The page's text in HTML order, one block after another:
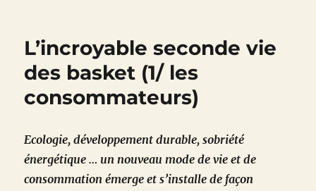
L’incroyable seconde vie
des basket (1/ les
consommateurs)
Ecologie, développement durable, sobriété
énergétique … un nouveau mode de vie et de
consommation émerge et s’installe de façon